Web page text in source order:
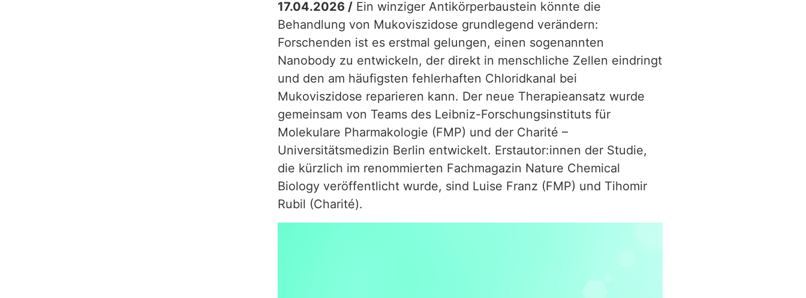
17.04.2026 / Ein winziger Antikörperbaustein könnte die
Behandlung von Mukoviszidose grundlegend verändern:
Forschenden ist es erstmal gelungen, einen sogenannten
Nanobody zu entwickeln, der direkt in menschliche Zellen eindringt
und den am häufigsten fehlerhaften Chloridkanal bei
Mukoviszidose reparieren kann. Der neue Therapieansatz wurde
gemeinsam von Teams des Leibniz-Forschungsinstituts für
Molekulare Pharmakologie (FMP) und der Charité –
Universitätsmedizin Berlin entwickelt. Erstautor:innen der Studie,
die kürzlich im renommierten Fachmagazin Nature Chemical
Biology veröffentlicht wurde, sind Luise Franz (FMP) und Tihomir
Rubil (Charité).